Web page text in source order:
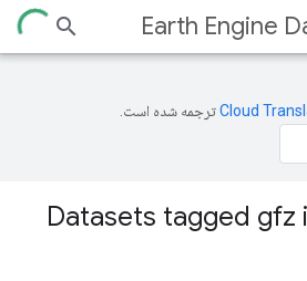
Earth Engine
ترجمه شده است.
Datasets tagged gfz